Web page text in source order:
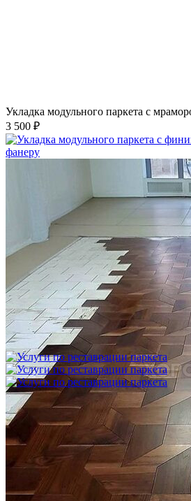
Укладка модульного паркета с
3 500 ₽
Укладка модульного паркета с
фанеру
3 600 ₽